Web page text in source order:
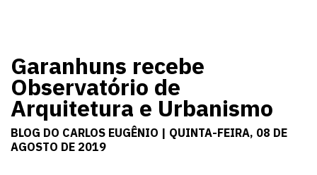
Garanhuns recebe
Observatório de
Arquitetura e Urbanismo
BLOG DO CARLOS EUGÊNIO | QUINTA-FEIRA, 08 DE
AGOSTO DE 2019